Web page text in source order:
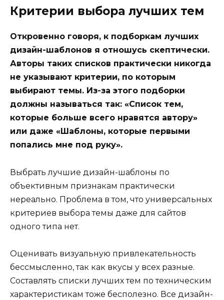
Критерии выбора лучших тем
Откровенно говоря, к подборкам лучших
дизайн-шаблонов я отношусь скептически.
Авторы таких списков практически никогда
не указывают критерии, по которым
выбирают темы. Из-за этого подборки
должны называться так: «Список тем,
которые больше всего нравятся автору»
или даже «Шаблоны, которые первыми
попались мне под руку».
Выбрать лучшие дизайн-шаблоны по
объективным признакам практически
нереально. Проблема в том, что универсальных
критериев выбора темы даже для сайтов
одного типа нет.
Оценивать визуальную привлекательность
бессмысленно, так как вкусы у всех разные.
Составлять списки лучших тем по техническим
характеристикам тоже бесполезно. Все дизайн-